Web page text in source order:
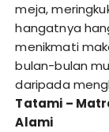
meja,
hangatnya
menikmati
bulan-bulan
daripada
Tatami –
Alami